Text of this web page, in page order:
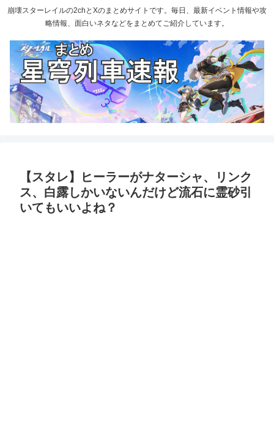
崩壊スターレイルの2chとXのまとめサイトです。毎日、最新イベント情報や攻
略情報、面白いネタなどをまとめてご紹介しています。
【スタレ】ヒーラーがナターシャ、リンク
ス、白露しかいないんだけど流石に霊砂引
いてもいいよね？